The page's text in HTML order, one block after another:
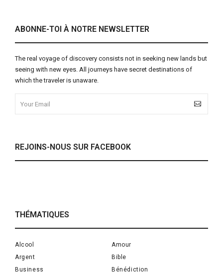
ABONNE-TOI À NOTRE NEWSLETTER
The real voyage of discovery consists not in seeking new lands but
seeing with new eyes. All journeys have secret destinations of
which the traveler is unaware.
REJOINS-NOUS SUR FACEBOOK
THÉMATIQUES
Alcool
Amour
Argent
Bible
Business
Bénédiction